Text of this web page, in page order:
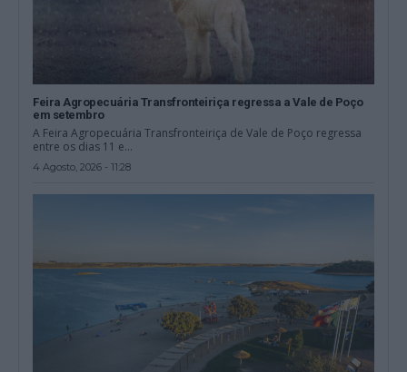
Feira Agropecuária Transfronteiriça regressa a Vale de Poço
em setembro
A Feira Agropecuária Transfronteiriça de Vale de Poço regressa
entre os dias 11 e...
4 Agosto, 2026 - 11:28